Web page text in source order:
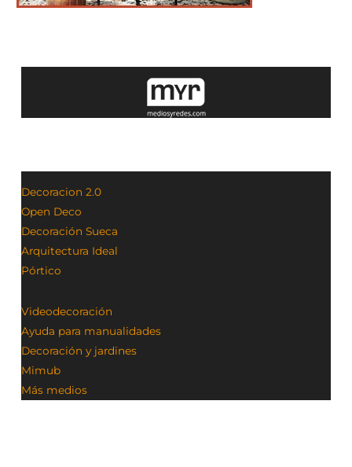
Decoracion 2.0
Open Deco
Decoración Sueca
Arquitectura Ideal
Pórtico
Videodecoración
Ayuda para manualidades
Decoración y jardines
Mimub
Más medios